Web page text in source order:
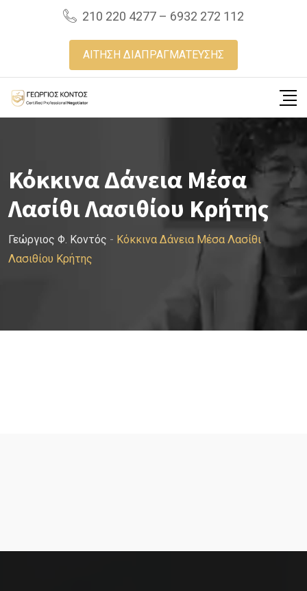
210 220 4277 – 6932 272 112
ΑΙΤΗΣΗ ΔΙΑΠΡΑΓΜΑΤΕΥΣΗΣ
Κόκκινα Δάνεια Μέσα
Λασίθι Λασιθίου Κρήτης
Γεώργιος Φ. Κοντός - Κόκκινα Δάνεια Μέσα Λασίθι
Λασιθίου Κρήτης